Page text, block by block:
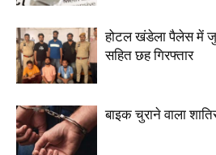
होटल खंडेला पैलेस में
सहित छह गिरफ्तार
बाइक चुराने वाला